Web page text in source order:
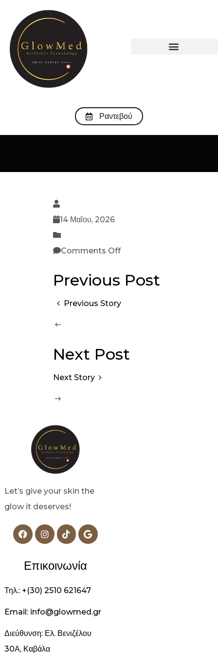
Ραντεβού
14 Μαΐου, 2026
Comments Off
Previous Post
Previous Story
Next Post
Next Story
Let’s give your skin the
glow it deserves!
Επικοινωνία
Τηλ.: +(30) 2510 621647
Email: info@glowmed.gr
Διεύθυνση: Ελ. Βενιζέλου
30Α, Καβάλα